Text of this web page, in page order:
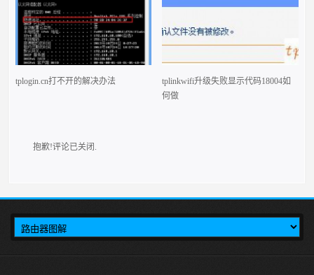
tplogin.cn打不开的解决办法
tplinkwifi升级失败显示代码18004如
何做
抱歉!评论已关闭.